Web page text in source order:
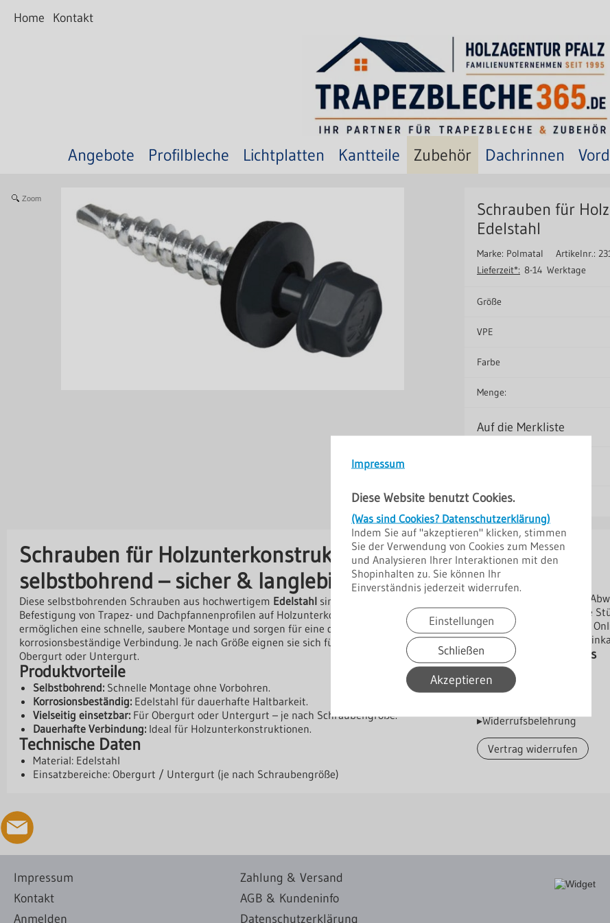
Impressum
Diese Website benutzt Cookies.
(Was sind Cookies? Datenschutzerklärung)
Indem Sie auf "akzeptieren" klicken, stimmen
Sie der Verwendung von Cookies zum Messen
und Analysieren Ihrer Interaktionen mit den
Shopinhalten zu. Sie können Ihr
Einverständnis jederzeit widerrufen.
Einstellungen
Schließen
Akzeptieren
Home Kontakt
Angebote Profilbleche Lichtplatten Kantteile Zubehör Dachrinnen
Zoom
Schrauben für
Edelstahl
Marke: Polmatal Artikelnr.:
Lieferzeit*: 8-14 Werktage
Größe
VPE
Farbe
Menge:
Auf die Merkliste
Schrauben für Holzunterkonstruktion,
selbstbohrend – sicher & langlebig
Diese selbstbohrenden Schrauben aus hochwertigem Edelstahl sind ideal für die
Befestigung von Trapez- und Dachpfannenprofilen auf Holzunterkonstruktionen. Sie
ermöglichen eine schnelle, saubere Montage und sorgen für eine dauerhafte,
korrosionsbeständige Verbindung. Je nach Größe eignen sie sich für die Verschraubung im
Obergurt oder Untergurt.
Produktvorteile
Selbstbohrend: Schnelle Montage ohne Vorbohren.
Korrosionsbeständig: Edelstahl für dauerhafte Haltbarkeit.
Vielseitig einsetzbar: Für Obergurt oder Untergurt – je nach Schraubengröße.
Dauerhafte Verbindung: Ideal für Holzunterkonstruktionen.
Technische Daten
Material: Edelstahl
Einsatzbereiche: Obergurt / Untergurt (je nach Schraubengröße)
Hersteller
Lieferant: Polmetal
Bestellhinweise
Farben: ähnlich RAL
Grundpreis: In Euro je
Dieses Produkt ist im
Lieferung bis
Herstellerverzeichniss
▸Widerrufsbelehrung
Vertrag widerrufen
Impressum
Kontakt
Anmelden
Zahlung & Versand
AGB & Kundeninfo
Datenschutzerklärung